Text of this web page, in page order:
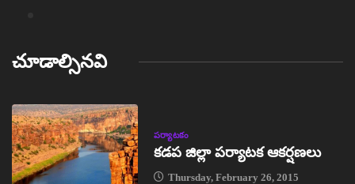
చూడాల్సినవి
పర్యాటకం
కడప జిల్లా పర్యాటక ఆకర్షణలు
Thursday, February 26, 2015